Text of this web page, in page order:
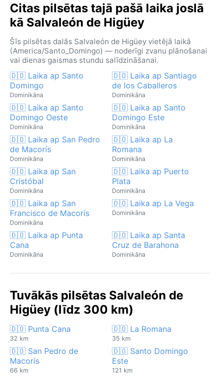
Citas pilsētas tajā pašā laika joslā
kā Salvaleón de Higüey
Šīs pilsētas dalās Salvaleón de Higüey vietējā laikā
(America/Santo_Domingo) — noderīgi zvanu plānošanai
vai dienas gaismas stundu salīdzināšanai.
🇩🇴 Laika ap Santo
Domingo
Dominikāna
🇩🇴 Laika ap Santiago
de los Caballeros
Dominikāna
🇩🇴 Laika ap Santo
Domingo Oeste
Dominikāna
🇩🇴 Laika ap Santo
Domingo Este
Dominikāna
🇩🇴 Laika ap San Pedro
de Macorís
Dominikāna
🇩🇴 Laika ap La
Romana
Dominikāna
🇩🇴 Laika ap San
Cristóbal
Dominikāna
🇩🇴 Laika ap Puerto
Plata
Dominikāna
🇩🇴 Laika ap San
Francisco de Macorís
Dominikāna
🇩🇴 Laika ap La Vega
Dominikāna
🇩🇴 Laika ap Punta
Cana
Dominikāna
🇩🇴 Laika ap Santa
Cruz de Barahona
Dominikāna
Tuvākās pilsētas Salvaleón de
Higüey (līdz 300 km)
🇩🇴 Punta Cana
32 km
🇩🇴 La Romana
35 km
🇩🇴 San Pedro de
Macorís
66 km
🇩🇴 Santo Domingo
Este
121 km